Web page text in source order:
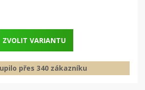
ZVOLIT VARIANTU
přes 340 zákazníku